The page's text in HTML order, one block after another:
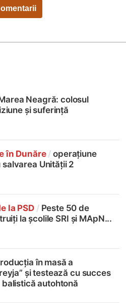
Neagră: colosul
și suferință
în Dunăre / operațiune
Unității 2
la PSD / Peste 50 de
la școlile SRI și MApN...
în masă a
și testează cu succes
autohtonă